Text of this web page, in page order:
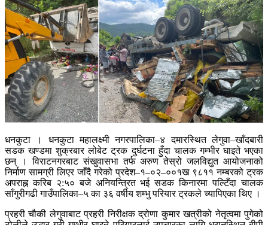
धनकुटा । धनकुटा महालक्ष्मी नगरपालिका–४ दमारस्थित लेगुवा–खाँदबारी
सडक खण्डमा शुक्रबार लोबेट ट्रक दुर्घटना हुँदा चालक गम्भीर घाइते भएका
छन् । विराटनगरबाट संखुवासभा तर्फ अरुण तेस्रो जलविद्युत आयोजनाको
निर्माण सामग्री लिएर जाँदै गरेको प्रदेश–१–०२–००१ख ९८११ नम्बरको ट्रक
अपराह्न करिब २:५० बजे अनियन्त्रित भई सडक किनारमा पल्टिँदा चालक
साँगुरीगढी गाउँपालिका–५ का ३६ वर्षीय शम्भु परियार ट्रकले च्यापिएका थिए ।
प्रहरी चौकी लेगुवाबाट प्रहरी निरीक्षक द्रोणा कुमार खत्रीको नेतृत्वमा पुगेको